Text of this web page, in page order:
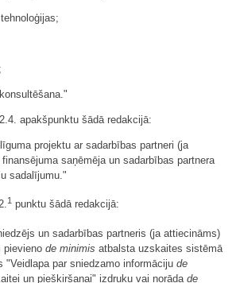
apakšpunktu šādā redakcijā:
projektu ar sadarbības partneri (ja
saņēmēja un sadarbības partnera
sadalījumu."
1 punktu šādā redakcijā:
un sadarbības partneris (ja attiecināms)
pievieno de minimis atbalsta uzskaites sistēmā
"Veidlapa par sniedzamo informāciju de
un piešķiršanai" izdruku vai norāda de